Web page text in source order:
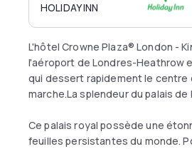
HOLIDAY INN
L'hôtel Crowne Plaza® London -
l'aéroport de Londres-Heathrow
qui dessert rapidement le centre
marche.La splendeur du palais
Ce palais royal possède une
feuilles persistantes du monde.